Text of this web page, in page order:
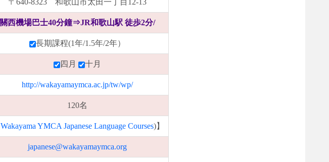
關西機場巴士40分鐘⇒JR和歌山駅 徒歩2分/
長期課程(1年/1.5年/2年）
四月 十月
http://wakayamaymca.ac.jp/tw/wp/
120名
Wakayama YMCA Japanese Language Courses)】
japanese@wakayamaymca.org